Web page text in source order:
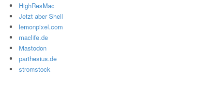
HighResMac
Jetzt aber Shell
lemonpixel.com
maclife.de
Mastodon
parthesius.de
stromstock